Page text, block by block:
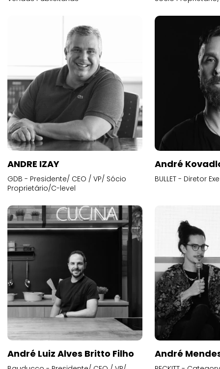
ANDRE IZAY
GDB - Presidente/ CEO / VP/ Sócio
Proprietário/C-level
André
BULLET - Diretor
André Luiz Alves Britto Filho André